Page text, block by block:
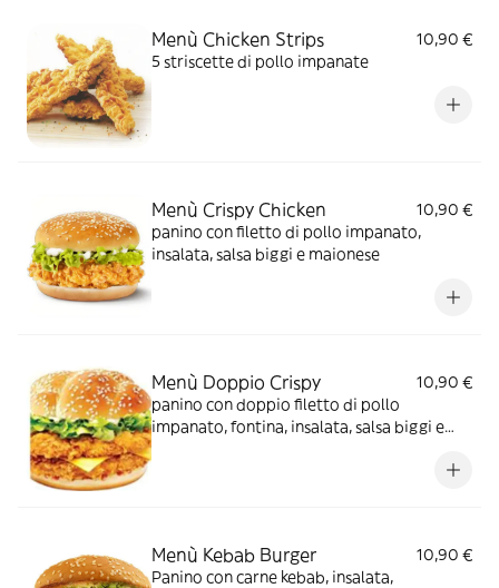
Menù Chicken Strips
10,90 €
5 striscette di pollo impanate
Menù Crispy Chicken
10,90 €
panino con filetto di pollo impanato,
insalata, salsa biggi e maionese
Menù Doppio Crispy
10,90 €
panino con doppio filetto di pollo
impanato, fontina, insalata, salsa biggi e
Menù Kebab Burger
10,90 €
Panino con carne kebab, insalata,